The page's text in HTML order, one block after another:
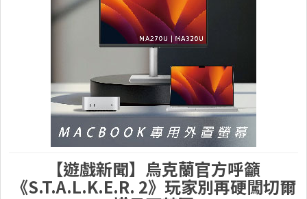
【遊戲新聞】烏克蘭官方呼籲
《S.T.A.L.K.E.R. 2》玩家別再硬闖切爾